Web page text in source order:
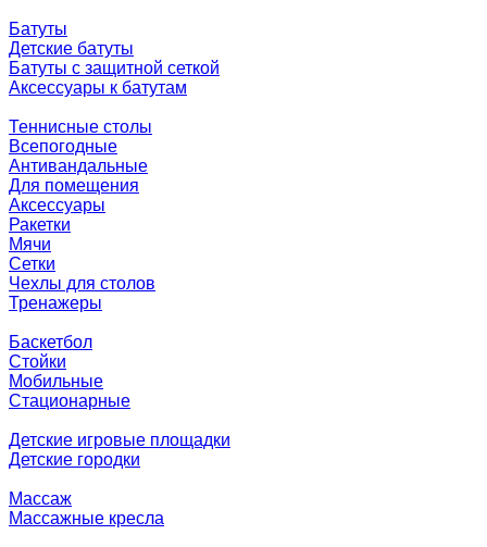
Батуты
Детские батуты
Батуты с защитной сеткой
Аксессуары к батутам
Теннисные столы
Всепогодные
Антивандальные
Для помещения
Аксессуары
Ракетки
Мячи
Сетки
Чехлы для столов
Тренажеры
Баскетбол
Стойки
Мобильные
Стационарные
Детские игровые площадки
Детские городки
Массаж
Массажные кресла